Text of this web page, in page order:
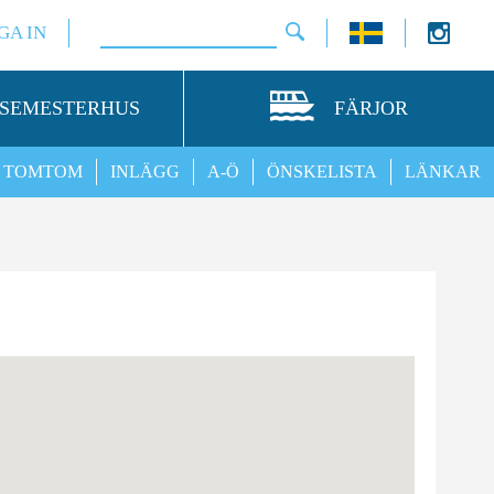
IN
FÄRJOR
LÄNKAR
ÖNSKELISTA
A-Ö
INLÄGG
TOMTOM